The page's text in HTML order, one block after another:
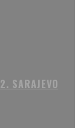
SARAJEVO